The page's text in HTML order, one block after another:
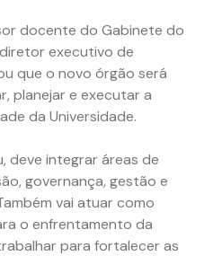
docente do Gabinete do
executivo de
que o novo órgão será
planejar e executar a
da Universidade.
deve integrar áreas de
governança, gestão e
vai atuar como
o enfrentamento da
para fortalecer as